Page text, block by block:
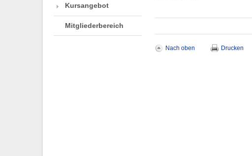
Kursangebot
Mitgliederbereich
Nach oben Drucken